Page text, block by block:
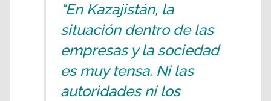
“En Kazajistán, la
situación dentro de las
empresas y la sociedad
es muy tensa. Ni las
autoridades ni los